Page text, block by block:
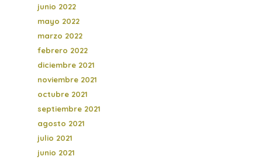
junio 2022
mayo 2022
marzo 2022
febrero 2022
diciembre 2021
noviembre 2021
octubre 2021
septiembre 2021
agosto 2021
julio 2021
junio 2021